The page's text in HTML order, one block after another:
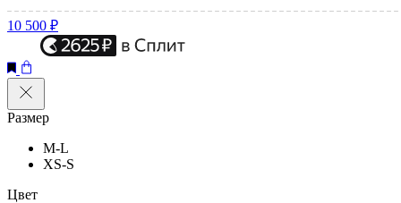
10 500 ₽
Размер
M-L
XS-S
Цвет